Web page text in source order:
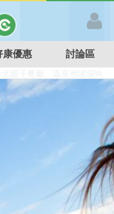
康優惠 討論區
溫泉泡湯SPA